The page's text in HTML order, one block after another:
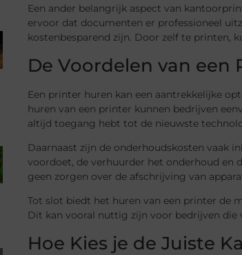
Een ander belangrijk aspect van
ervoor dat documenten er professioneel
kostenbesparend zijn. Door zelf te printen,
De Voordelen van een
Een printer huren kan een aantrekkelijke
huren van een printer kunnen bedrijven
altijd toegang hebt tot de nieuwste
Daarnaast zijn de onderhoudskosten vaak
voordoet, de verhuurder het onderhoud en
geen zorgen over de afschrijving van
Tot slot biedt het huren van een printer de
Dit kan vooral nuttig zijn voor bedrijven die
Hoe Kies je de Juiste